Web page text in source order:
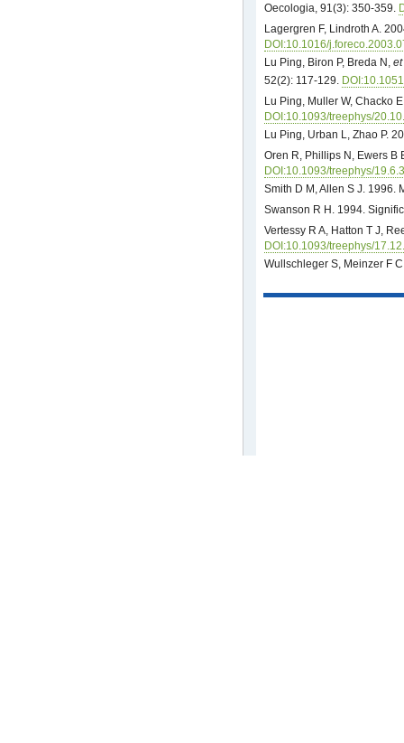
Oecologia, 91(3): 350-359.
Lagergren F, Lindroth A.
DOI:10.1016/
Lu Ping, Biron P, Breda N,
52(2): 117-129.
Lu Ping, Muller W, Chacko
DOI:10.1093/treephys/
Lu Ping, Urban L, Zhao P.
Oren R, Phillips N, Ewers B
DOI:10.1093/treephys/
Smith D M, Allen S J. 1996.
Swanson R H. 1994.
Vertessy R A, Hatton T J,
DOI:10.1093/treephys/
Wullschleger S, Meinzer F